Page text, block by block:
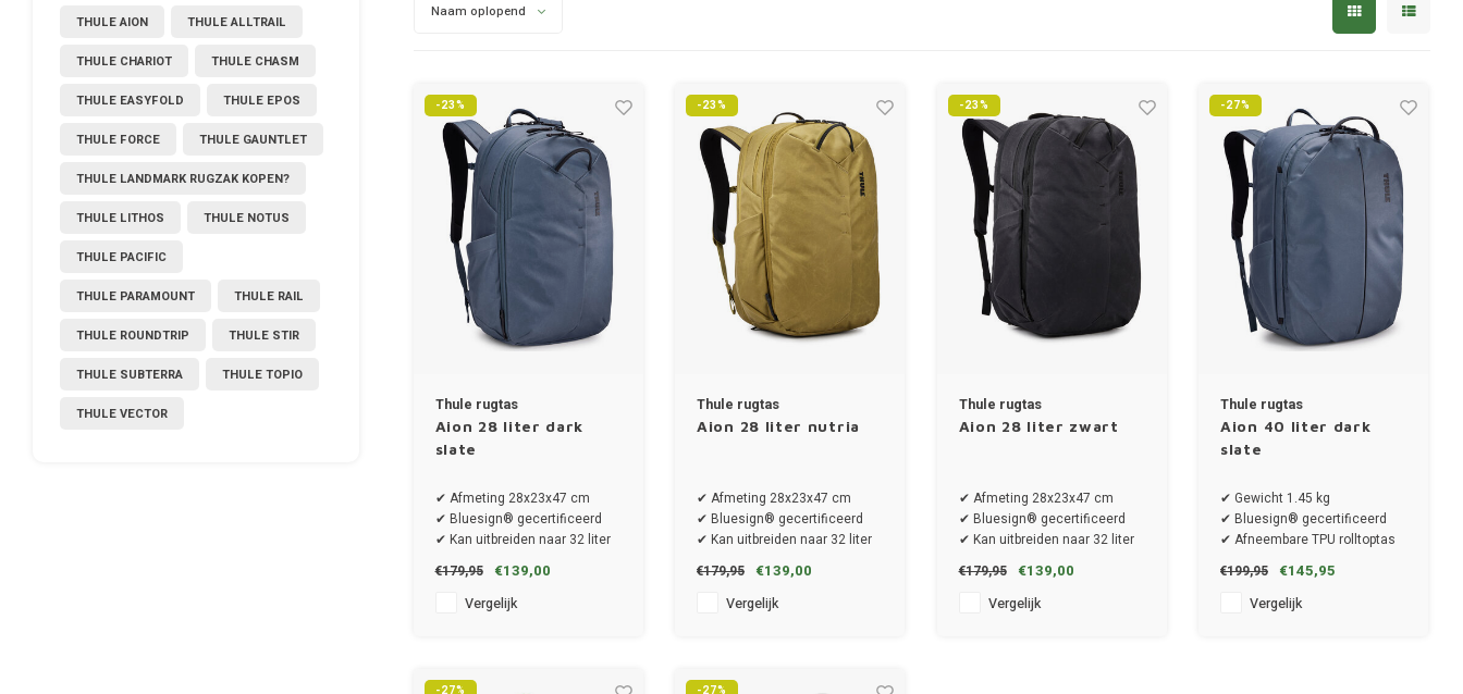
THULE AION THULE ALLTRAIL
THULE CHARIOT THULE CHASM
THULE EASYFOLD THULE EPOS
THULE FORCE THULE GAUNTLET
THULE LANDMARK RUGZAK KOPEN?
THULE LITHOS THULE NOTUS
THULE PACIFIC
THULE PARAMOUNT THULE RAIL
THULE ROUNDTRIP THULE STIR
THULE SUBTERRA THULE TOPIO
THULE VECTOR
Naam oplopend
-23%
Thule rugtas
Aion 28 liter dark
slate
✔ Afmeting 28x23x47 cm
✔ Bluesign® gecertificeerd
✔ Kan uitbreiden naar 32 liter
€179,95 €139,00
Vergelijk
-23%
Thule rugtas
Aion 28 liter nutria
✔ Afmeting 28x23x47 cm
✔ Bluesign® gecertificeerd
✔ Kan uitbreiden naar 32 liter
€179,95 €139,00
Vergelijk
-23%
Thule rugtas
Aion 28 liter zwart
✔ Afmeting 28x23x47 cm
✔ Bluesign® gecertificeerd
✔ Kan uitbreiden naar 32 liter
€179,95 €139,00
Vergelijk
-27%
Thule rugtas
Aion 40 liter dark
slate
✔ Gewicht 1.45 kg
✔ Bluesign® gecertificeerd
✔ Afneembare TPU rolltoptas
€199,95 €145,95
Vergelijk